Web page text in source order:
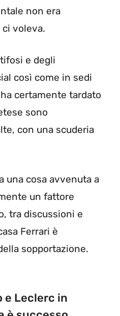
non era
voleva.
e degli
così come in sedi
certamente tardato
sono
con una scuderia
una cosa avvenuta a
un fattore
tra discussioni e
Ferrari è
sopportazione.
Leclerc in